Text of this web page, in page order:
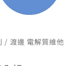
/ 渡邊 電解質維他